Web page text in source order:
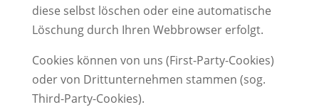
diese selbst löschen oder eine automatische
Löschung durch Ihren Webbrowser erfolgt.
Cookies können von uns (First-Party-Cookies)
oder von Drittunternehmen stammen (sog.
Third-Party-Cookies).